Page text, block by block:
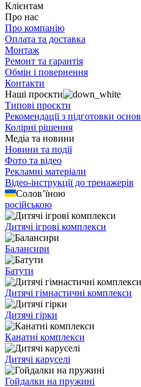
Клієнтам
Про нас
Про компанію
Оплата та доставка
Монтаж
Ремонт та гарантія
Обмін і повернення
Контакти
Наші проєкти
Типові проєкти
Рекомендації з підготовки основ
Колірні рішення
Медіа та новини
Новини та події
Фото та відео
Рекламні матеріали
Відео-інструкції до тренажерів
Солов’їною
російською
Дитячі ігрові комплекси
Балансири
Батути
Дитячі гімнастичні комплекси
Дитячі гірки
Канатні комплекси
Дитячі каруселі
Гойдалки на пружині